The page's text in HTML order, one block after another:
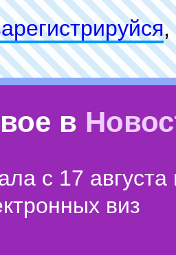
,
в
с 17 августа
виз